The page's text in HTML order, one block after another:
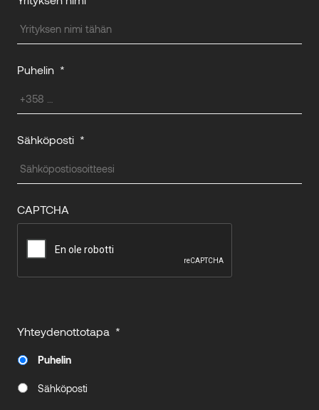
Puhelin *
Sähköposti *
CAPTCHA
Yhteydenottotapa *
Puhelin
Sähköposti